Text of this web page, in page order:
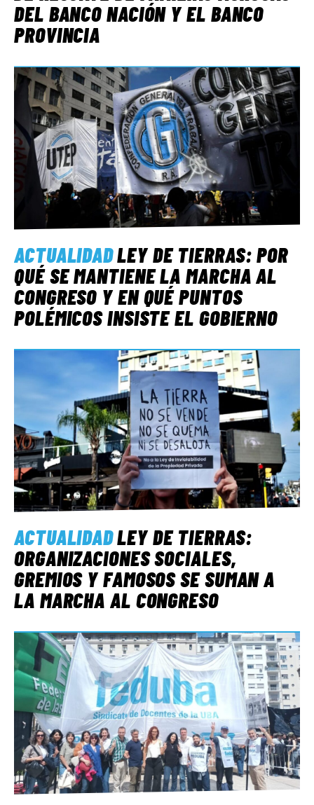
DEL BANCO NACIÓN Y EL BANCO
PROVINCIA
ACTUALIDADLEY DE TIERRAS: POR
QUÉ SE MANTIENE LA MARCHA AL
CONGRESO Y EN QUÉ PUNTOS
POLÉMICOS INSISTE EL GOBIERNO
ACTUALIDADLEY DE TIERRAS:
ORGANIZACIONES SOCIALES,
GREMIOS Y FAMOSOS SE SUMAN A
LA MARCHA AL CONGRESO